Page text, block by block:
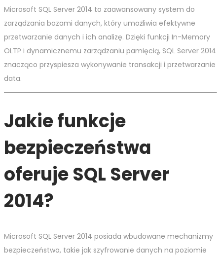
Microsoft SQL Server 2014 to zaawansowany system do
zarządzania bazami danych, który umożliwia efektywne
przetwarzanie danych i ich analizę. Dzięki funkcji In-Memory
OLTP i dynamicznemu zarządzaniu pamięcią, SQL Server 2014
znacząco przyspiesza wykonywanie transakcji i przetwarzanie
data.
Jakie funkcje
bezpieczeństwa
oferuje SQL Server
2014?
Microsoft SQL Server 2014 posiada wbudowane mechanizmy
bezpieczeństwa, takie jak szyfrowanie danych na poziomie